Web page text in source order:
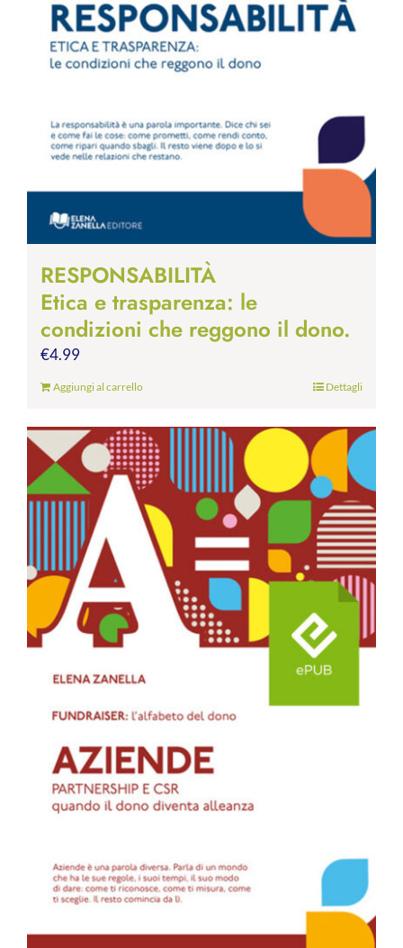
RESPONSABILITÀ
Etica e trasparenza: le
condizioni che reggono il dono.
€4.99
Aggiungi al carrello Dettagli